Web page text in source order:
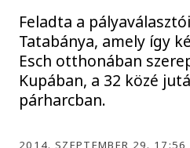
Feladta a
Tatabánya, amely így
Esch otthonában
Kupában, a 32 közé
párharcban.
2014. SZEPTEMBER 29. 17:56